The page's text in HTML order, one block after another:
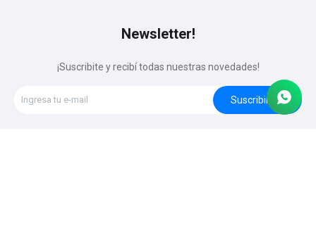
Newsletter!
¡Suscribite y recibí todas nuestras novedades!
Suscribirme